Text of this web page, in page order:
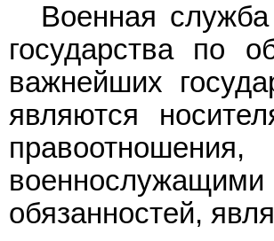
Военная
государства по
важнейших
являются
обязанностей,